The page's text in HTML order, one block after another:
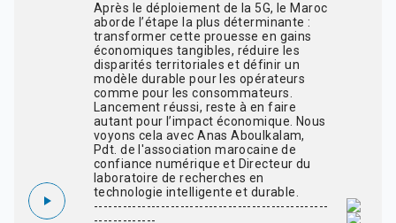
Après le déploiement de la 5G, le Maroc
aborde l’étape la plus déterminante :
transformer cette prouesse en gains
économiques tangibles, réduire les
disparités territoriales et définir un
modèle durable pour les opérateurs
comme pour les consommateurs.
Lancement réussi, reste à en faire
autant pour l’impact économique. Nous
voyons cela avec Anas Aboulkalam,
Pdt. de l'association marocaine de
confiance numérique et Directeur du
laboratoire de recherches en
technologie intelligente et durable.
-------------------------------------------------